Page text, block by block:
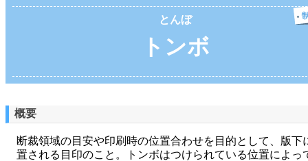
とんぼ
トンボ
概要
断裁領域の目安や印刷時の位置合わせを目的として、版下
置される目印のこと。トンボはつけられている位置によっ